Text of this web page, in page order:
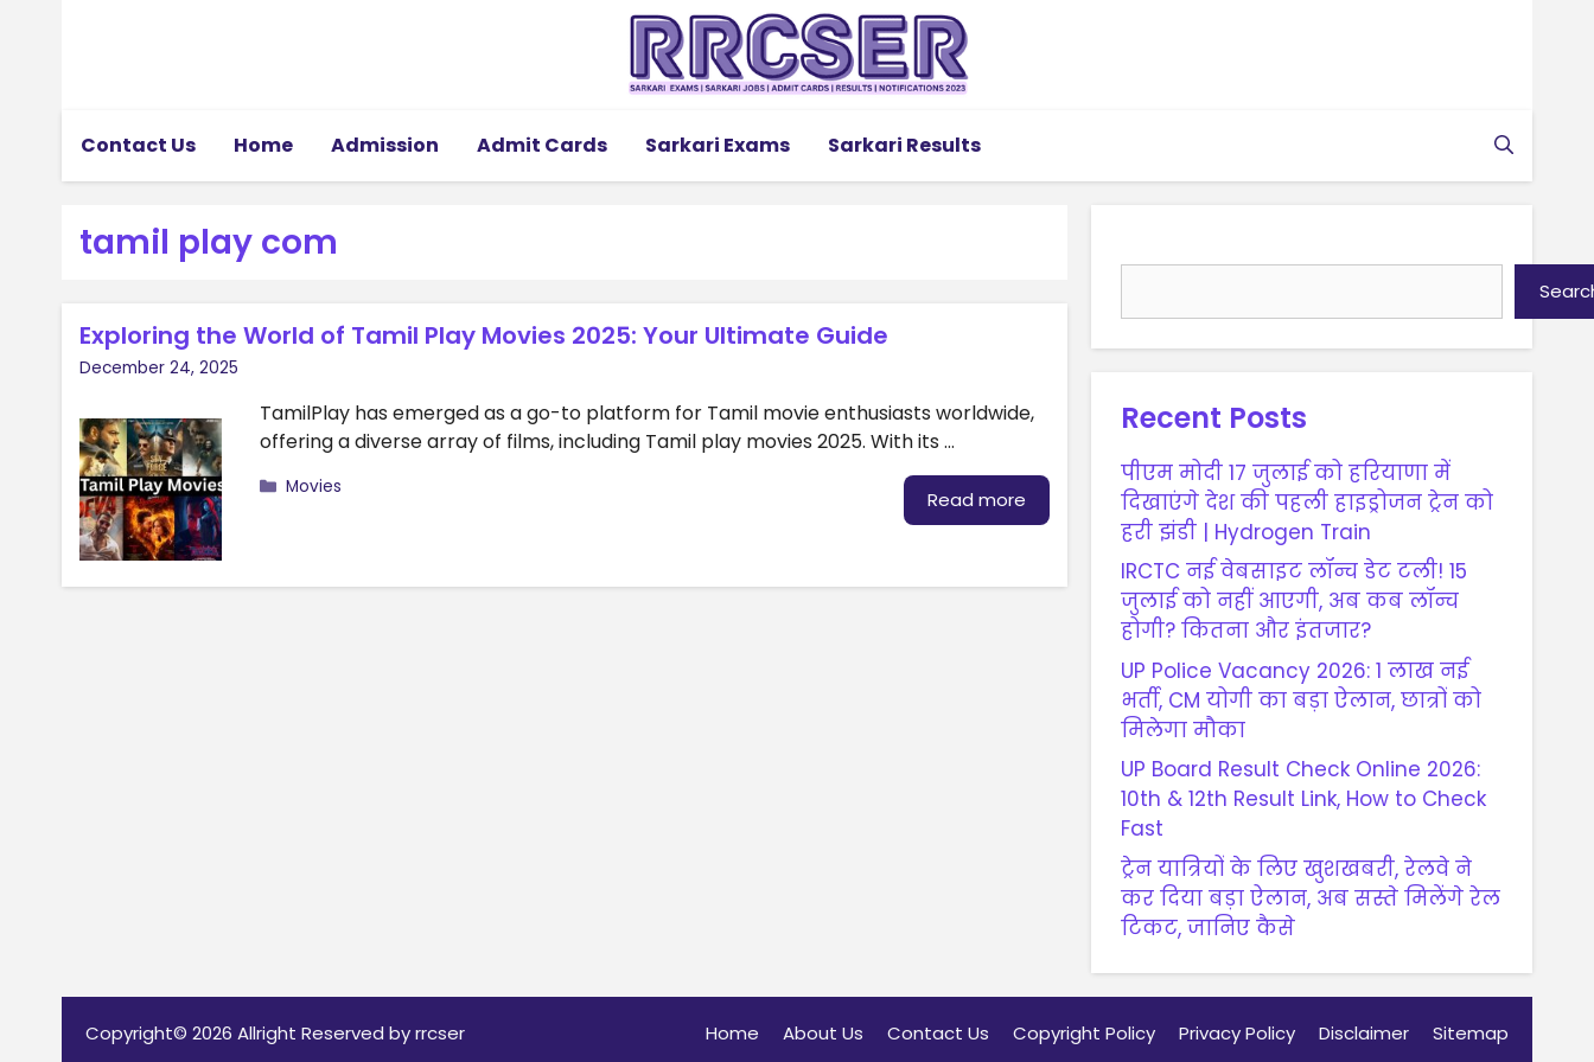
Contact Us Home Admission Admit Cards Sarkari Exams Sarkari Results
tamil play com
Exploring the World of Tamil Play Movies 2025: Your Ultimate Guide
December 24, 2025
TamilPlay has emerged as a go-to platform for Tamil movie enthusiasts worldwide,
offering a diverse array of films, including Tamil play movies 2025. With its …
Read more
Categories
Movies
Recent Posts
पीएम मोदी 17 जुलाई को हरियाणा में
दिखाएंगे देश की पहली हाइड्रोजन ट्रेन को
हरी झंडी | Hydrogen Train
IRCTC नई वेबसाइट लॉन्च डेट टली! 15
जुलाई को नहीं आएगी, अब कब लॉन्च
होगी? कितना और इंतजार?
UP Police Vacancy 2026: 1 लाख नई
भर्ती, CM योगी का बड़ा ऐलान, छात्रों को
मिलेगा मौका
UP Board Result Check Online 2026:
10th & 12th Result Link, How to Check
Fast
ट्रेन यात्रियों के लिए खुशखबरी, रेलवे ने
कर दिया बड़ा ऐलान, अब सस्ते मिलेंगे रेल
टिकट, जानिए कैसे
Home About Us Contact Us Copyright Policy Privacy Policy Disclaimer Sitemap
Copyright© 2026 Allright Reserved by rrcser